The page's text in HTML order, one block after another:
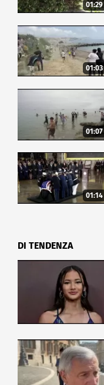
01:29
01:03
01:07
01:14
DI TENDENZA